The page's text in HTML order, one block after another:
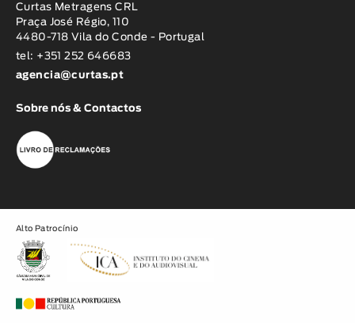
Curtas Metragens CRL
Praça José Régio, 110
4480-718 Vila do Conde - Portugal
tel: +351 252 646683
agencia@curtas.pt
Sobre nós & Contactos
Alto Patrocínio